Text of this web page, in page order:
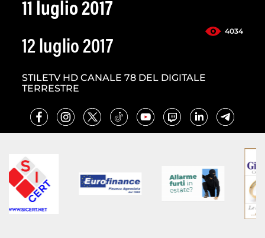
11 luglio 2017
4034
12 luglio 2017
STILETV HD CANALE 78 DEL DIGITALE
TERRESTRE